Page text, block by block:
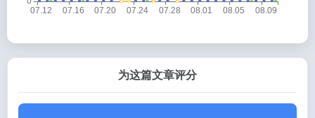
为这篇文章评分